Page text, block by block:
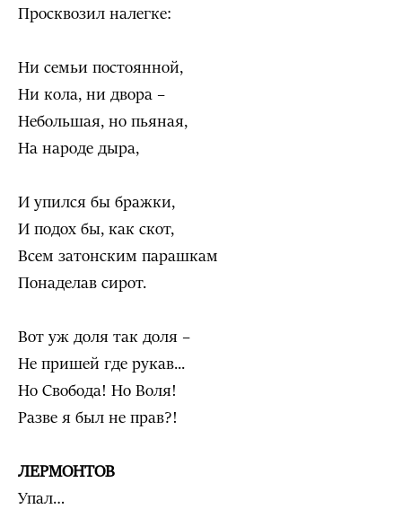
Просквозил налегке:
Ни семьи постоянной,
Ни кола, ни двора –
Небольшая, но пьяная,
На народе дыра,
И упился бы бражки,
И подох бы, как скот,
Всем затонским парашкам
Понаделав сирот.
Вот уж доля так доля –
Не пришей где рукав...
Но Свобода! Но Воля!
Разве я был не прав?!
ЛЕРМОНТОВ
Упал…